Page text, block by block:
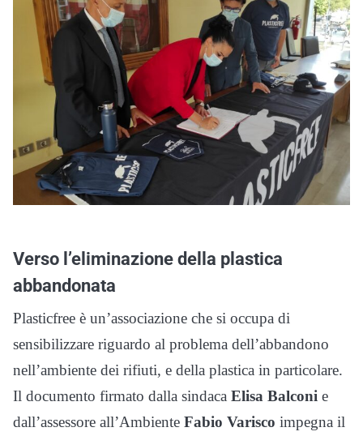
Verso l’eliminazione della plastica
abbandonata
Plasticfree è un’associazione che si occupa di
sensibilizzare riguardo al problema dell’abbandono
nell’ambiente dei rifiuti, e della plastica in particolare.
Il documento firmato dalla sindaca Elisa Balconi e
dall’assessore all’Ambiente Fabio Varisco impegna il